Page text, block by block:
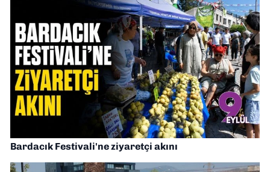
Bardacık Festivali'ne ziyaretçi akını